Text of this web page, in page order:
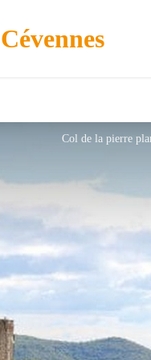
Col de la pierre